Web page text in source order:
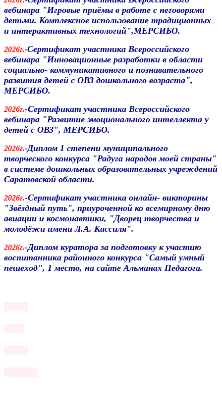
вебинара "Игровые приёмы в работе с неговорями
детьми. Комплексное использование традиционных
и интерактивных технологий",МЕРСИБО.
2026г.-Сертификат участника Всероссийского
вебинара "Инновационные разработки в области
социально- коммуникативного и познавательного
развития детей с ОВЗ дошкольного возраста",
МЕРСИБО.
2026г.-Сертификат участника Всероссийского
вебинара "Развитие эмоционального интеллекта у
детей с ОВЗ", МЕРСИБО.
2026г.-Диплом 1 степени муниципального
творческого конкурса "Радуга народов моей страны"
в системе дошкольных образовательных учреждений
Саратовской области.
2026г.-Сертификат участника онлайн- викторины
"Звёздный путь", приуроченной ко всемирному дню
авиации и космонавтики, "Дворец творчества и
молодёжи имени Л.А. Кассиля".
2026г.-Диплом куратора за подготовку к участию
воспитанника районного конкурса "Самый умный
пешеход", 1 место, на сайте Альманах Педагога.